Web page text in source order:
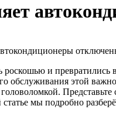
и
обслуживания этой
мы подробно